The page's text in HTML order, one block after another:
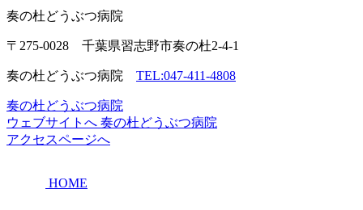
奏の杜どうぶつ病院
〒275-0028 千葉県習志野市奏の杜2-4-1
奏の杜どうぶつ病院 TEL:047-411-4808
奏の杜どうぶつ病院
ウェブサイトへ 奏の杜どうぶつ病院
アクセスページへ
HOME